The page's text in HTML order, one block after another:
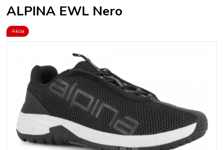
ALPINA EWL Nero
Akcia